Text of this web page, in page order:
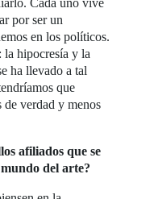
Cada uno vive
por ser un
en los políticos.
la hipocresía y la
ha llevado a tal
que
de verdad y menos
afiliados que se
del arte?